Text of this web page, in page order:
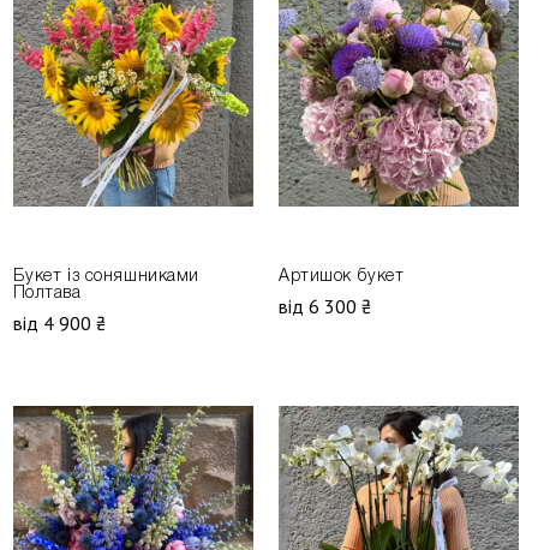
Букет із соняшниками
Полтава
від 4 900 ₴
Артишок букет
від 6 300 ₴